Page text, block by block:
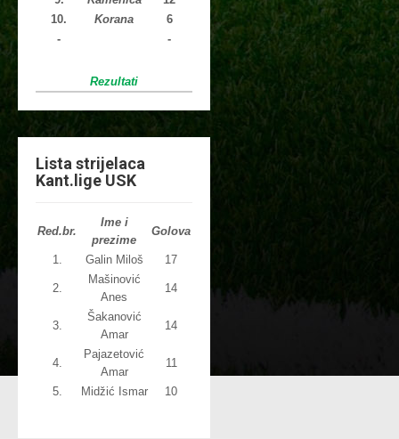
10.
Korana
6
-
-
Rezultati
Lista strijelaca
Kant.lige USK
Red.br.
Ime i
prezime
Golova
1. Galin Miloš 17
2.
Mašinović
Anes
14
3.
Šakanović
Amar
14
4.
Pajazetović
Amar
11
5. Midžić Ismar 10